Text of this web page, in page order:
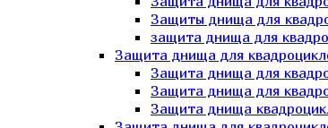
Защиты днища для
защита днища для
Защита днища для
Защита днища для
Защита днища для
Защита днища